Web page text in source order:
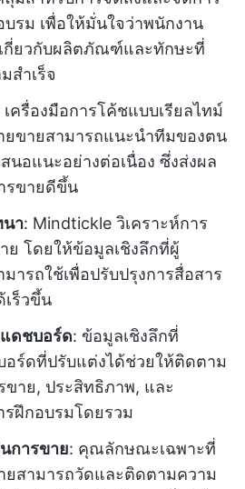
รม เพื่อให้มั่นใจว่าพนักงาน
กี่ยวกับผลิตภัณฑ์และทักษะที่
สำเร็จ
เครื่องมือการโค้ชแบบเรียลไทม์
ยขายสามารถแนะนำทีมของตน
นอแนะอย่างต่อเนื่อง ซึ่งส่งผล
รขายดีขึ้น
า: Mindtickle วิเคราะห์การ
ย โดยให้ข้อมูลเชิงลึกที่ผู้
ารถใช้เพื่อปรับปรุงการสื่อสาร
ร็วขึ้น
ดชบอร์ด: ข้อมูลเชิงลึกที่
อร์ดที่ปรับแต่งได้ช่วยให้ติดตาม
ขาย, ประสิทธิภาพ, และ
ฝึกอบรมโดยรวม
การขาย: คุณลักษณะเฉพาะที่
ยสามารถวัดและติดตามความ